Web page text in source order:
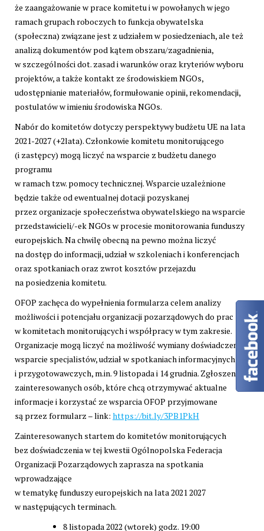
że zaangażowanie w prace komitetu i w powołanych w jego
ramach grupach roboczych to funkcja obywatelska
(społeczna) związane jest z udziałem w posiedzeniach, ale też
analizą dokumentów pod kątem obszaru/zagadnienia,
w szczególności dot. zasad i warunków oraz kryteriów wyboru
projektów, a także kontakt ze środowiskiem NGOs,
udostępnianie materiałów, formułowanie opinii, rekomendacji,
postulatów w imieniu środowiska NGOs.
Nabór do komitetów dotyczy perspektywy budżetu UE na lata
2021-2027 (+2lata). Członkowie komitetu monitorującego
(i zastępcy) mogą liczyć na wsparcie z budżetu danego
programu
w ramach tzw. pomocy technicznej. Wsparcie uzależnione
będzie także od ewentualnej dotacji pozyskanej
przez organizacje społeczeństwa obywatelskiego na wsparcie
przedstawicieli/-ek NGOs w procesie monitorowania funduszy
europejskich. Na chwilę obecną na pewno można liczyć
na dostęp do informacji, udział w szkoleniach i konferencjach
oraz spotkaniach oraz zwrot kosztów przejazdu
na posiedzenia komitetu.
OFOP zachęca do wypełnienia formularza celem analizy
możliwości i potencjału organizacji pozarządowych do prac
w komitetach monitorujących i współpracy w tym zakresie.
Organizacje mogą liczyć na możliwość wymiany doświadczeń,
wsparcie specjalistów, udział w spotkaniach informacyjnych
i przygotowawczych, m.in. 9 listopada i 14 grudnia. Zgłoszenia
zainteresowanych osób, które chcą otrzymywać aktualne
informacje i korzystać ze wsparcia OFOP przyjmowane
są przez formularz – link: https://bit.ly/3PB1PkH
Zainteresowanych startem do komitetów monitorujących
bez doświadczenia w tej kwestii Ogólnopolska Federacja
Organizacji Pozarządowych zaprasza na spotkania
wprowadzające
w tematykę funduszy europejskich na lata 2021 2027
w następujących terminach.
8 listopada 2022 (wtorek) godz. 19:00